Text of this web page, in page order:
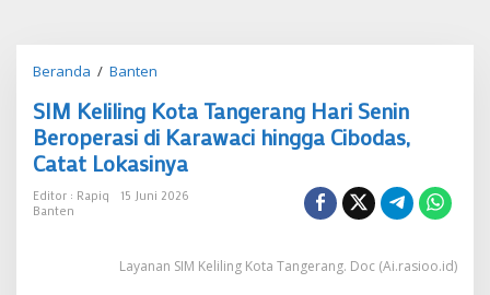
Beranda / Banten
Kota
Tangerang
Hari
Senin
Beroperasi
Cibodas,
SIM Keliling Kota Tangerang Hari Senin
Beroperasi di Karawaci hingga Cibodas,
Catat Lokasinya
Editor : Rapiq
15 Juni 2026
Banten
Layanan SIM Keliling Kota Tangerang. Doc (Ai.rasioo.id)